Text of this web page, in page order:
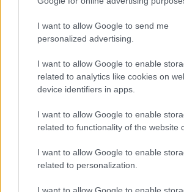
I want to allow Google to send me
personalized advertising.
I want to allow Google to enable
related to analytics like cookies on
device identifiers in apps.
I want to allow Google to enable
related to functionality of the website
I want to allow Google to enable
related to personalization.
Personali
Francesca Lombardi · 29 Lug 2026